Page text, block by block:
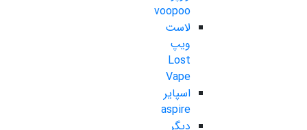
voopoo
لاست
ویپ
Lost
Vape
اسپایر
aspire
دیگر